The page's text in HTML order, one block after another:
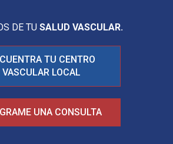
DE TU SALUD VASCULAR.
TU CENTRO
VASCULAR LOCAL
UNA CONSULTA